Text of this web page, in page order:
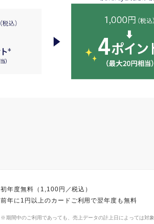
初年度無料（1,100円／税込）
前年に1円以上のカードご利用で翌年度も無料
期間中のご利用であっても、売上データの計上日によっては対